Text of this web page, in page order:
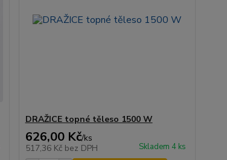
DRAŽICE topné těleso 1500 W
626,00 Kč/ks
517,36 Kč bez DPH Skladem 4 ks